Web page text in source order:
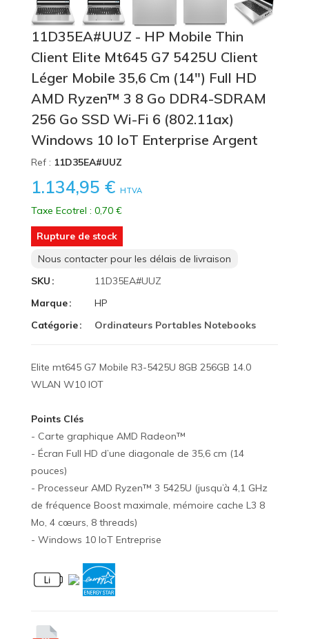
11D35EA#UUZ - HP Mobile Thin
Client Elite Mt645 G7 5425U Client
Léger Mobile 35,6 Cm (14") Full HD
AMD Ryzen™ 3 8 Go DDR4-SDRAM
256 Go SSD Wi-Fi 6 (802.11ax)
Windows 10 IoT Enterprise Argent
Ref : 11D35EA#UUZ
1.134,95 € HTVA
Taxe Ecotrel : 0,70 €
Rupture de stock
Nous contacter pour les délais de livraison
SKU
11D35EA#UUZ
Marque
HP
Catégorie
Ordinateurs Portables Notebooks
Elite mt645 G7 Mobile R3-5425U 8GB 256GB 14.0
WLAN W10 IOT
Points Clés
- Carte graphique AMD Radeon™
- Écran Full HD d’une diagonale de 35,6 cm (14
pouces)
- Processeur AMD Ryzen™ 3 5425U (jusqu’à 4,1 GHz
de fréquence Boost maximale, mémoire cache L3 8
Mo, 4 cœurs, 8 threads)
- Windows 10 IoT Entreprise